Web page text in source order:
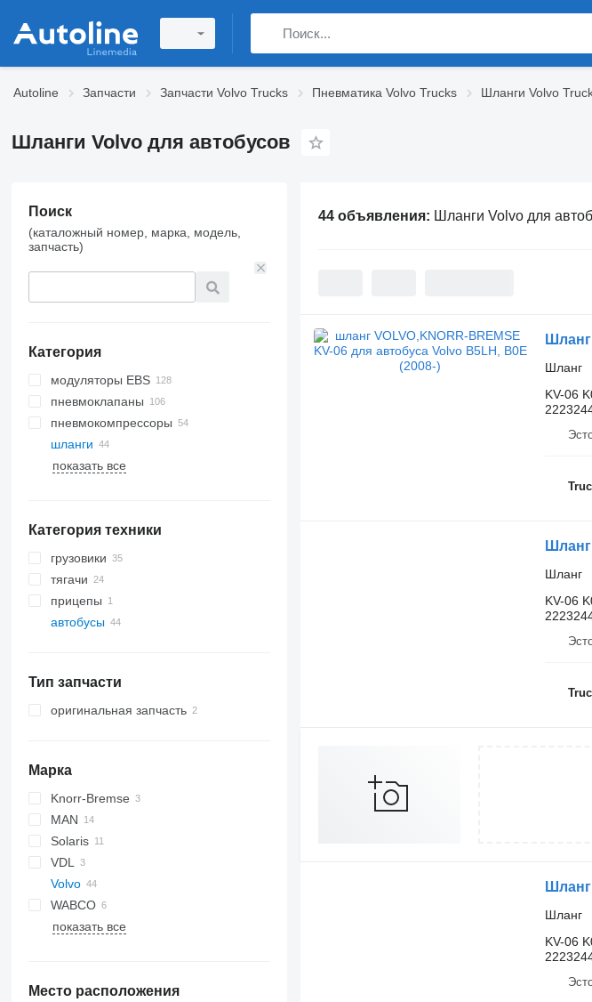
Autoline Запчасти Запчасти Volvo Trucks Пневматика Volvo Trucks Шланги Volvo
Шланги Volvo для автобусов
Поиск
(каталожный номер, марка, модель,
запчасть)
Категория
модуляторы EBS
пневмоклапаны
пневмокомпрессоры
шланги
показать все
Категория техники
грузовики
тягачи
прицепы
автобусы
Тип запчасти
оригинальная запчасть
Марка
Knorr-Bremse
MAN
Solaris
Alpino
Urbino
VDL
Volvo
B-series
B7
B12
WABCO
показать все
Место расположения
44 объявления: Шланги Volvo для
Шланг
Шланг
KV-06
Шланг
Шланг
KV-06
Шланг
Шланг
KV-06